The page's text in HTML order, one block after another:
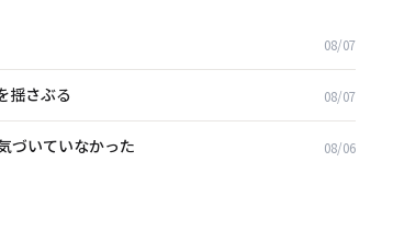
08/07
揺さぶる 08/07
づいていなかった 08/06